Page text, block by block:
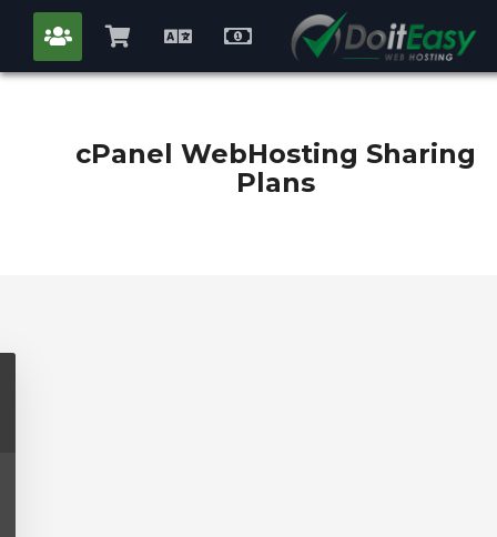
واحد
پول
Persianمشاهده
کارت
cPanel WebHosting Sharing
Plans